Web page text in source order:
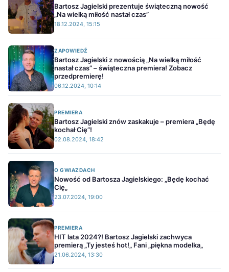
Bartosz Jagielski prezentuje świąteczną nowość
„Na wielką miłość nastał czas”
18.12.2024, 15:15
ZAPOWIEDŹ
Bartosz Jagielski z nowością „Na wielką miłość
nastał czas” – świąteczna premiera! Zobacz
przedpremierę!
06.12.2024, 10:14
PREMIERA
Bartosz Jagielski znów zaskakuje – premiera „Będę
kochał Cię”!
02.08.2024, 18:42
O GWIAZDACH
Nowość od Bartosza Jagielskiego: „Będę kochać
Cię„
23.07.2024, 19:00
PREMIERA
HIT lata 2024?! Bartosz Jagielski zachwyca
premierą „Ty jesteś hot!„ Fani „piękna modelka„
21.06.2024, 13:30